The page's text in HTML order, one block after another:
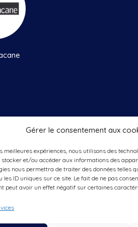
Gérer le consentement aux
meilleures expériences, nous utilisons des
stocker et/ou accéder aux informations des
nous permettra de traiter des données telles
les ID uniques sur ce site. Le fait de ne pas
peut avoir un effet négatif sur certaines
: 9h00 à 12h00